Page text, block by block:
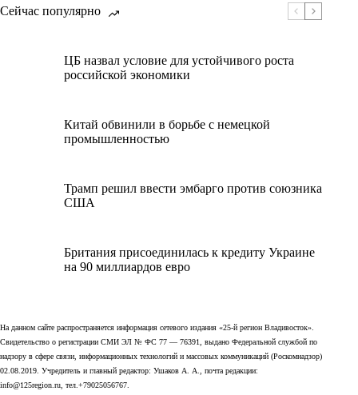
Сейчас популярно
ЦБ назвал условие для устойчивого роста
российской экономики
Китай обвинили в борьбе с немецкой
промышленностью
Трамп решил ввести эмбарго против союзника
США
Британия присоединилась к кредиту Украине
на 90 миллиардов евро
На данном сайте распространяется информация сетевого издания «25-й регион Владивосток».
Свидетельство о регистрации СМИ ЭЛ № ФС 77 — 76391, выдано Федеральной службой по
надзору в сфере связи, информационных технологий и массовых коммуникаций (Роскомнадзор)
02.08.2019. Учредитель и главный редактор: Ушаков А. А., почта редакции:
info@125region.ru, тел.+79025056767.